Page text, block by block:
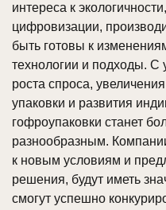
интереса к
цифровизации,
быть готовы к
технологии и подходы. С
роста спроса,
упаковки и развития
гофроупаковки станет
разнообразным.
к новым условиям и
решения, будут иметь
смогут успешно